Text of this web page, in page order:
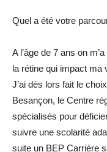
Quel a été votre
A l’âge de 7 ans on
la rétine qui impact ma
J’ai dès lors fait le
Besançon, le Centre
spécialisés pour
suivre une scolarité
suite un BEP Carrière